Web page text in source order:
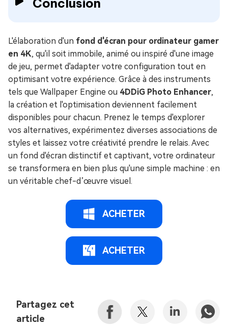
Conclusion
L'élaboration d'un fond d'écran pour ordinateur gamer
en 4K, qu'il soit immobile, animé ou inspiré d'une image
de jeu, permet d'adapter votre configuration tout en
optimisant votre expérience. Grâce à des instruments
tels que Wallpaper Engine ou 4DDiG Photo Enhancer,
la création et l'optimisation deviennent facilement
disponibles pour chacun. Prenez le temps d'explorer
vos alternatives, expérimentez diverses associations de
styles et laissez votre créativité prendre le relais. Avec
un fond d'écran distinctif et captivant, votre ordinateur
se transformera en bien plus qu'une simple machine : en
un véritable chef-d’œuvre visuel.
ACHETER
ACHETER
Partagez cet
article